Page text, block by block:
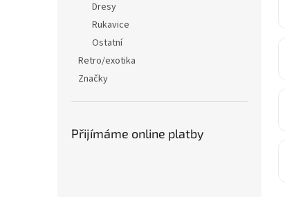
Dresy
Rukavice
Ostatní
Retro/exotika
Značky
Přijímáme online platby